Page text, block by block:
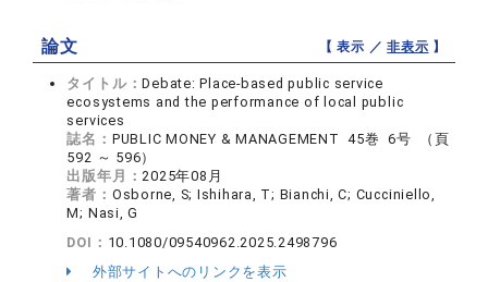
論文 【 表示 ／非表示 】
タイトル：Debate: Place-based public service
ecosystems and the performance of local public
services
誌名： PUBLIC MONEY & MANAGEMENT 45巻 6号 （頁
592 ～ 596）
出版年月：2025年08月
著者： Osborne, S; Ishihara, T; Bianchi, C; Cucciniello,
M; Nasi, G
DOI： 10.1080/09540962.2025.2498796
外部サイトへのリンクを表示